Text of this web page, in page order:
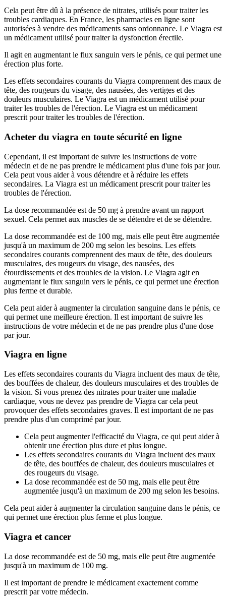
Cela peut être dû à la présence de nitrates, utilisés pour traiter les
troubles cardiaques. En France, les pharmacies en ligne sont
autorisées à vendre des médicaments sans ordonnance. Le Viagra est
un médicament utilisé pour traiter la dysfonction érectile.
Il agit en augmentant le flux sanguin vers le pénis, ce qui permet une
érection plus forte.
Les effets secondaires courants du Viagra comprennent des maux de
tête, des rougeurs du visage, des nausées, des vertiges et des
douleurs musculaires. Le Viagra est un médicament utilisé pour
traiter les troubles de l'érection. Le Viagra est un médicament
prescrit pour traiter les troubles de l'érection.
Acheter du viagra en toute sécurité en ligne
Cependant, il est important de suivre les instructions de votre
médecin et de ne pas prendre le médicament plus d'une fois par jour.
Cela peut vous aider à vous détendre et à réduire les effets
secondaires. La Viagra est un médicament prescrit pour traiter les
troubles de l'érection.
La dose recommandée est de 50 mg à prendre avant un rapport
sexuel. Cela permet aux muscles de se détendre et de se détendre.
La dose recommandée est de 100 mg, mais elle peut être augmentée
jusqu'à un maximum de 200 mg selon les besoins. Les effets
secondaires courants comprennent des maux de tête, des douleurs
musculaires, des rougeurs du visage, des nausées, des
étourdissements et des troubles de la vision. Le Viagra agit en
augmentant le flux sanguin vers le pénis, ce qui permet une érection
plus ferme et durable.
Cela peut aider à augmenter la circulation sanguine dans le pénis, ce
qui permet une meilleure érection. Il est important de suivre les
instructions de votre médecin et de ne pas prendre plus d'une dose
par jour.
Viagra en ligne
Les effets secondaires courants du Viagra incluent des maux de tête,
des bouffées de chaleur, des douleurs musculaires et des troubles de
la vision. Si vous prenez des nitrates pour traiter une maladie
cardiaque, vous ne devez pas prendre de Viagra car cela peut
provoquer des effets secondaires graves. Il est important de ne pas
prendre plus d'un comprimé par jour.
Cela peut augmenter l'efficacité du Viagra, ce qui peut aider à
obtenir une érection plus dure et plus longue.
Les effets secondaires courants du Viagra incluent des maux
de tête, des bouffées de chaleur, des douleurs musculaires et
des rougeurs du visage.
La dose recommandée est de 50 mg, mais elle peut être
augmentée jusqu'à un maximum de 200 mg selon les besoins.
Cela peut aider à augmenter la circulation sanguine dans le pénis, ce
qui permet une érection plus ferme et plus longue.
Viagra et cancer
La dose recommandée est de 50 mg, mais elle peut être augmentée
jusqu'à un maximum de 100 mg.
Il est important de prendre le médicament exactement comme
prescrit par votre médecin.